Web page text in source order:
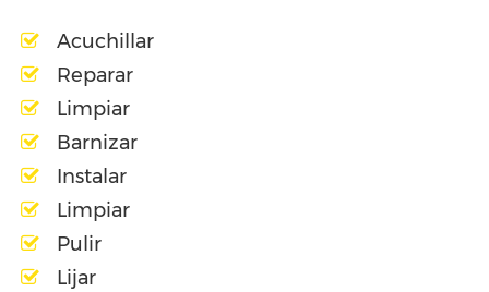
Acuchillar
Reparar
Limpiar
Barnizar
Instalar
Limpiar
Pulir
Lijar